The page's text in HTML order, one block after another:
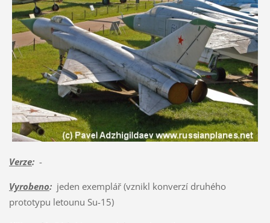
Verze:-
Vyrobeno:jeden exemplář (vznikl konverzí druhého
prototypu letounu Su-15)